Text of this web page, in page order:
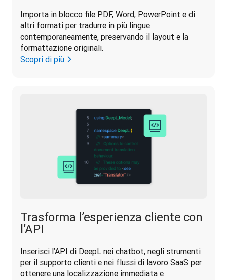
Importa in blocco file PDF, Word, PowerPoint e di
altri formati per tradurre in più lingue
contemporaneamente, preservando il layout e la
formattazione originali.
Scopri di più
Trasforma l’esperienza cliente con
l’API
Inserisci l’API di DeepL nei chatbot, negli strumenti
per il supporto clienti e nei flussi di lavoro SaaS per
ottenere una localizzazione immediata e